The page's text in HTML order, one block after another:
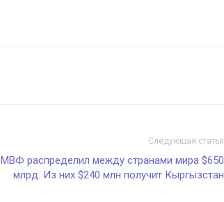
Следующая статья
МВФ распределил между странами мира $650
млрд. Из них $240 млн получит Кыргызстан